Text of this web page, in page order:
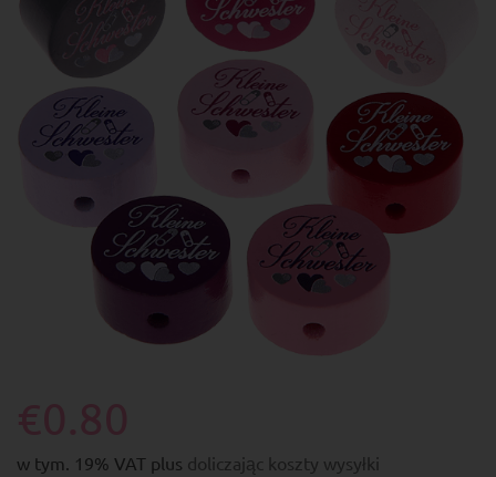
w tym. 19% VAT plus doliczając koszty wysyłki